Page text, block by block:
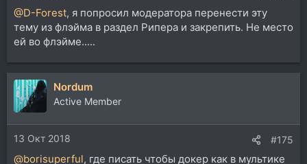
@D-Forest, я попросил модератора перенести эту
тему из флэйма в раздел Рипера и закрепить. Не место
ей во флэйме.....
Nordum
Active Member
13 Окт 2018 #175
@borisuperful, где писать чтобы докер как в мультике